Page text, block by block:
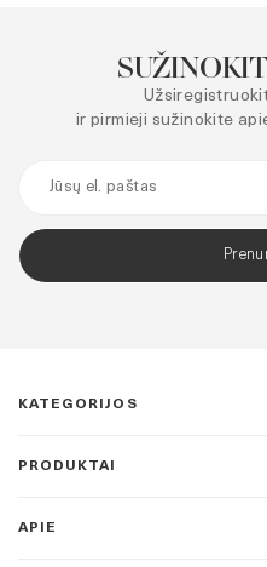
ir pirmieji sužinokite
KATEGORIJOS
PRODUKTAI
APIE